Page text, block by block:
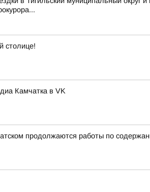
столице!
Камчатка в VK
продолжаются работы по